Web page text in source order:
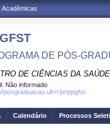
Acadêmicas
DE PÓS-
DE CIÊNCIAS DA SAÚDE
Não informado
posgraduacao.ufrn.br/ppgfst
Calendário Processos